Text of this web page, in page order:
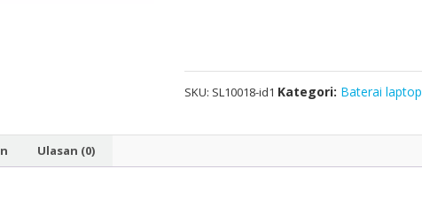
SKU: SL10018-id1 Kategori: Baterai laptop
Ulasan (0)